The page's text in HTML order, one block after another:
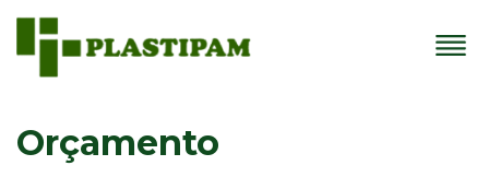
Orçamento